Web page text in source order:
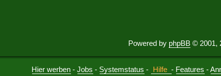
Powered by phpBB © 2001,
Hier werben -Jobs - Systemstatus - Hilfe - Features -